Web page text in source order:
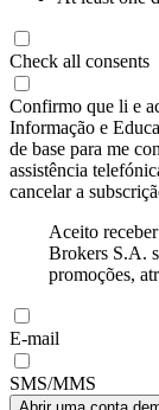
Check all consents
Confirmo que li e
Informação e
de base para me
assistência
cancelar a
Aceito
Brokers S.A.
promoções,
E-mail
SMS/MMS